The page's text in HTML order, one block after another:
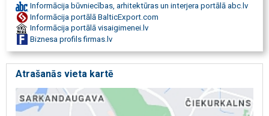
Informācija būvniecības, arhitektūras un interjera portālā abc.lv
Informācija portālā BalticExport.com
Informācija portālā visaigimenei.lv
Biznesa profils firmas.lv
Atrašanās vieta kartē